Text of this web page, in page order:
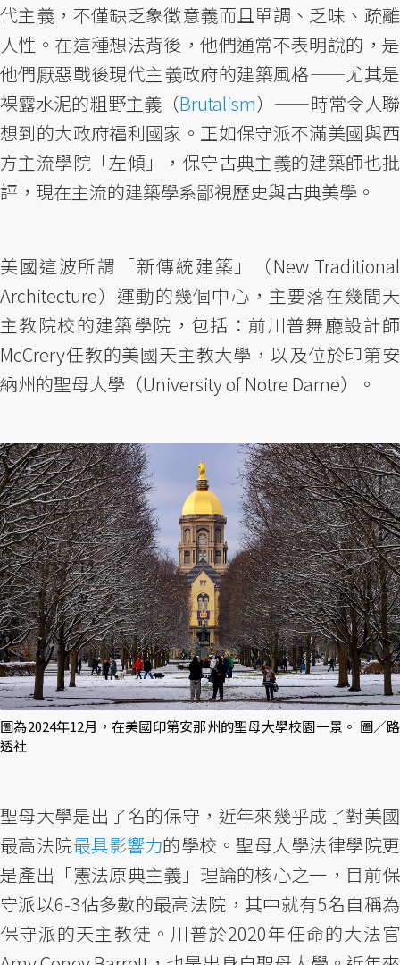
代主義，不僅缺乏象徵意義而且單調、乏味、疏離
人性。在這種想法背後，他們通常不表明說的，是
他們厭惡戰後現代主義政府的建築風格——尤其是
裸露水泥的粗野主義（Brutalism）——時常令人聯
想到的大政府福利國家。正如保守派不滿美國與西
方主流學院「左傾」，保守古典主義的建築師也批
評，現在主流的建築學系鄙視歷史與古典美學。
美國這波所謂「新傳統建築」（New Traditional
Architecture）運動的幾個中心，主要落在幾間天
主教院校的建築學院，包括：前川普舞廳設計師
McCrery任教的美國天主教大學，以及位於印第安
納州的聖母大學（University of Notre Dame）。
圖為2024年12月，在美國印第安那州的聖母大學校園一景。 圖／路
透社
聖母大學是出了名的保守，近年來幾乎成了對美國
最高法院最具影響力的學校。聖母大學法律學院更
是產出「憲法原典主義」理論的核心之一，目前保
守派以6-3佔多數的最高法院，其中就有5名自稱為
保守派的天主教徒。川普於2020年任命的大法官